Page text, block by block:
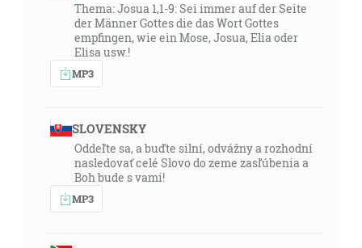
Thema: Josua 1,1-9: Sei immer auf der Seite
der Männer Gottes die das Wort Gottes
empfingen, wie ein Mose, Josua, Elia oder
Elisa usw.!
MP3
SLOVENSKY
Oddeľte sa, a buďte silní, odvážny a rozhodní
nasledovať celé Slovo do zeme zasľúbenia a
Boh bude s vami!
MP3